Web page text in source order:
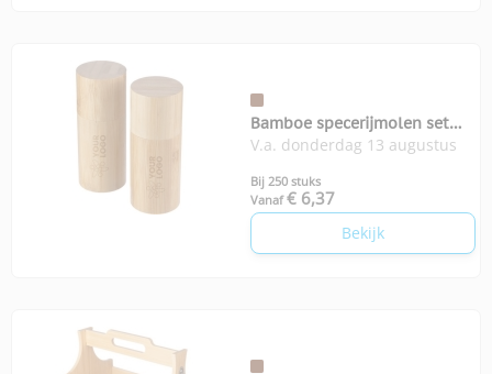
Bamboe specerijmolen set
Christine
V.a. donderdag 13 augustus
Bij 250 stuks
Vanaf € 6,37
Bekijk